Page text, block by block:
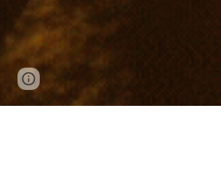
Google Sites